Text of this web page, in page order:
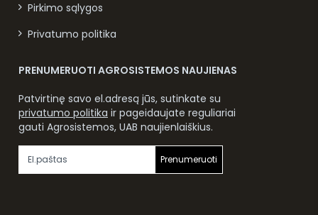
Pirkimo sąlygos
Privatumo politika
PRENUMERUOTI AGROSISTEMOS NAUJIENAS
Patvirtinę savo el.adresą jūs, sutinkate su
privatumo politika ir pageidaujate reguliariai
gauti Agrosistemos, UAB naujienlaiškius.
Prenumeruoti